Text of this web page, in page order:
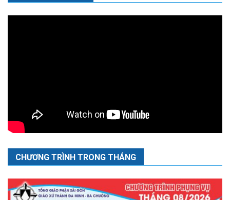
CHƯƠNG TRÌNH TRONG THÁNG